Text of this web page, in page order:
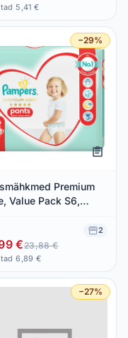
5,41 €
−29%
Premium
Value Pack S6,
2
€23,88 €
6,89 €
−27%